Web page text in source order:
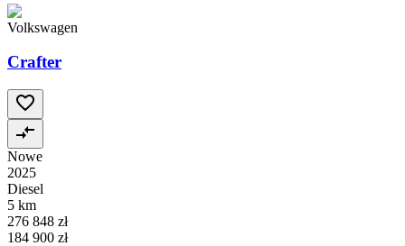
Volkswagen
Crafter
Nowe
2025
Diesel
5 km
276 848 zł
184 900 zł